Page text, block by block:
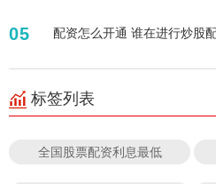
05 配资怎么开通 谁在进行炒股
标签列表
全国股票配资利息最低